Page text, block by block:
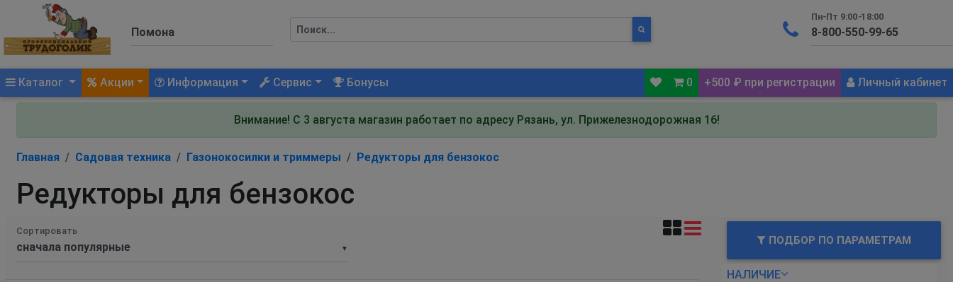
Пн-Пт 9:00-18:00
Каталог (current)Акции Информация Сервис Бонусы 0 +500 ₽ при регистрации Личный кабинет
Внимание! С 3 августа магазин работает по адресу Рязань, ул. Прижелезнодорожная 16!
Главная Садовая техника Газонокосилки и триммеры Редукторы для бензокос
Редукторы для бензокос
ПОДБОР ПО ПАРАМЕТРАМ
НАЛИЧИЕ
▼
Сортировать